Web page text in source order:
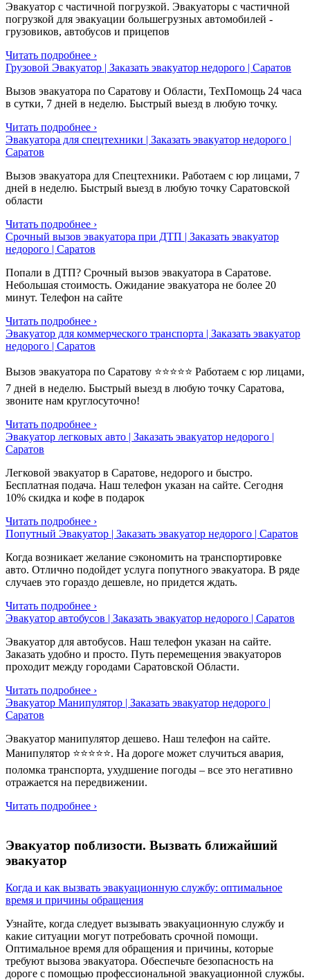
Эвакуатор с частичной погрузкой. Эвакуаторы с частичной
погрузкой для эвакуации большегрузных автомобилей -
грузовиков, автобусов и прицепов
Читать подробнее ›
Грузовой Эвакуатор | Заказать эвакуатор недорого | Саратов
Вызов эвакуатора по Саратову и Области, ТехПомощь 24 часа
в сутки, 7 дней в неделю. Быстрый выезд в любую точку.
Читать подробнее ›
Эвакуатора для спецтехники | Заказать эвакуатор недорого |
Саратов
Вызов эвакуатора для Спецтехники. Работаем с юр лицами, 7
дней в неделю. Быстрый выезд в любую точку Саратовской
области
Читать подробнее ›
Срочный вызов эвакуатора при ДТП | Заказать эвакуатор
недорого | Саратов
Попали в ДТП? Срочный вызов эвакуатора в Саратове.
Небольшая стоимость. Ожидание эвакуатора не более 20
минут. Телефон на сайте
Читать подробнее ›
Эвакуатор для коммерческого транспорта | Заказать эвакуатор
недорого | Саратов
Вызов эвакуатора по Саратову ⭐⭐⭐⭐⭐ Работаем с юр лицами,
7 дней в неделю. Быстрый выезд в любую точку Саратова,
звоните нам круглосуточно!
Читать подробнее ›
Эвакуатор легковых авто | Заказать эвакуатор недорого |
Саратов
Легковой эвакуатор в Саратове, недорого и быстро.
Бесплатная подача. Наш телефон указан на сайте. Сегодня
10% скидка и кофе в подарок
Читать подробнее ›
Попутный Эвакуатор | Заказать эвакуатор недорого | Саратов
Когда возникает желание сэкономить на транспортировке
авто. Отлично подойдет услуга попутного эвакуатора. В ряде
случаев это гораздо дешевле, но придется ждать.
Читать подробнее ›
Эвакуатор автобусов | Заказать эвакуатор недорого | Саратов
Эвакуатор для автобусов. Наш телефон указан на сайте.
Заказать удобно и просто. Путь перемещения эвакуаторов
проходит между городами Саратовской Области.
Читать подробнее ›
Эвакуатор Манипулятор | Заказать эвакуатор недорого |
Саратов
Эвакуатор манипулятор дешево. Наш телефон на сайте.
Манипулятор ⭐⭐⭐⭐⭐. На дороге может случиться авария,
поломка транспорта, ухудшение погоды – все это негативно
отражается на передвижении.
Читать подробнее ›
Эвакуатор поблизости. Вызвать ближайший
эвакуатор
Когда и как вызвать эвакуационную службу: оптимальное
время и причины обращения
Узнайте, когда следует вызывать эвакуационную службу и
какие ситуации могут потребовать срочной помощи.
Оптимальное время для обращения и причины, которые
требуют вызова эвакуатора. Обеспечьте безопасность на
дороге с помощью профессиональной эвакуационной службы.